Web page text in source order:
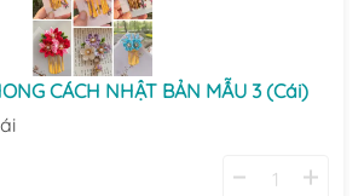
CÁCH NHẬT BẢN MẪU 3 (Cái)